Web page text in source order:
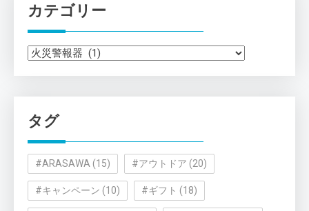
カテゴリー
カ
ー
タグ
#ARASAWA (15) #アウトドア (20)
#キャンペーン (10) #ギフト (18)